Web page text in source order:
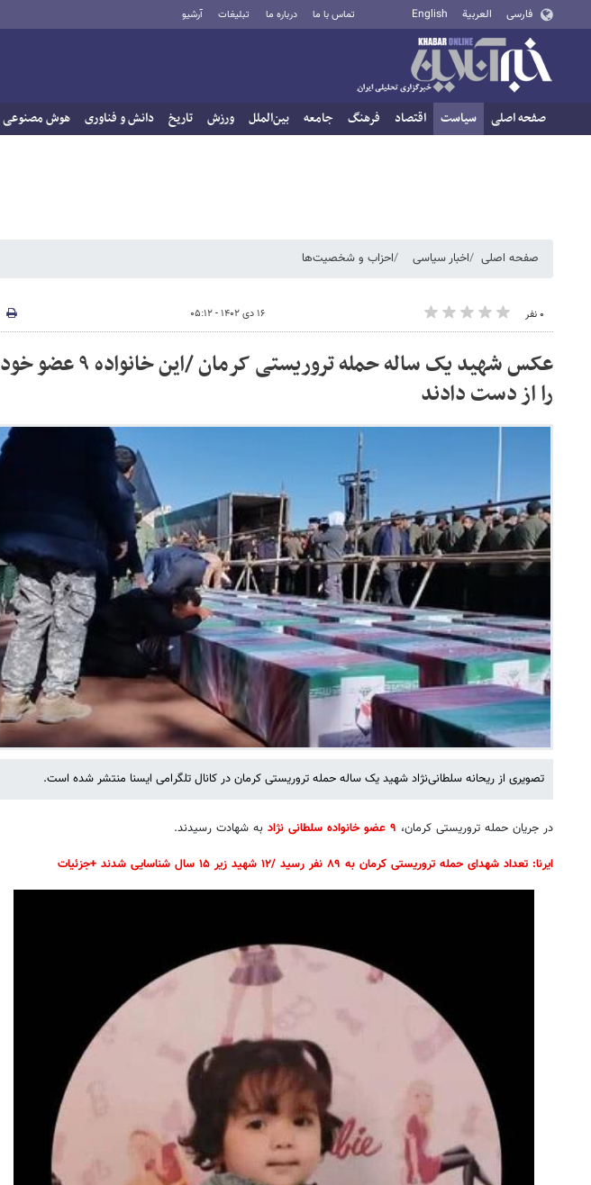
فارسی العربية English تماس با ما درباره ما تبلیغات آرشیو
صفحه اصلی سیاست اقتصاد فرهنگ جامعه بین‌الملل ورزش تاریخ دانش و فناوری هوش مصنوعی
صفحه اصلی اخبار سیاسی احزاب و شخصیت‌ها
۰ نفر ۱۶ دی ۱۴۰۲ - ۰۵:۱۲
عکس شهید یک ساله حمله تروریستی کرمان /این خانواده ۹ عضو خود
را از دست دادند
تصویری از ریحانه سلطانی‌نژاد شهید یک ساله حمله تروریستی کرمان در کانال تلگرامی ایسنا منتشر شده است.
در جریان حمله تروریستی کرمان،
به شهادت رسیدند.
ایرنا: تعداد شهدای حمله تروریستی کرمان به ۸۹ نفر رسید /۱۲ شهید زیر ۱۵ سال شناسایی شدند +جزئیات